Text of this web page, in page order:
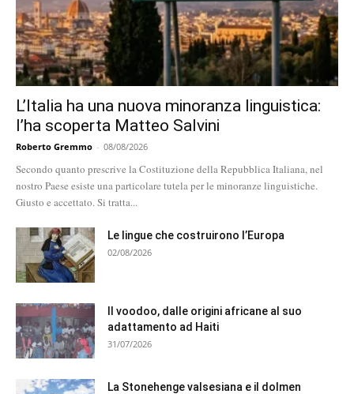
L’Italia ha una nuova minoranza linguistica:
l’ha scoperta Matteo Salvini
Roberto Gremmo - 08/08/2026
Secondo quanto prescrive la Costituzione della Repubblica Italiana, nel
nostro Paese esiste una particolare tutela per le minoranze linguistiche.
Giusto e accettato. Si tratta...
Le lingue che costruirono l’Europa
02/08/2026
Il voodoo, dalle origini africane al suo
adattamento ad Haiti
31/07/2026
La Stonehenge valsesiana e il dolmen